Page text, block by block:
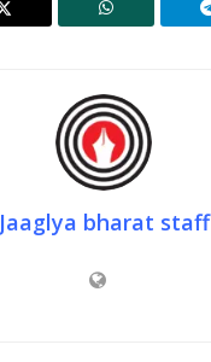
Jaaglya bharat staff